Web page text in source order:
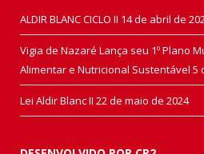
ALDIR BLANC CICLO II 14 de abril de
Vigia de Nazaré Lança seu 1º Plano
Alimentar e Nutricional Sustentável 5
Lei Aldir Blanc II 22 de maio de 2024